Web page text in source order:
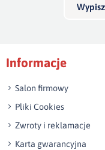
Informacje
Salon firmowy
Pliki Cookies
Zwroty i reklamacje
Karta gwarancyjna